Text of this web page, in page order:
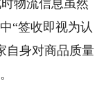
物流信息虽然
“签收即视为认
自身对商品质量